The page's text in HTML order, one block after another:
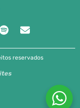
reservados